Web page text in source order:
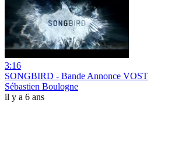
3:16
SONGBIRD - Bande Annonce VOST
Sébastien Boulogne
il y a 6 ans